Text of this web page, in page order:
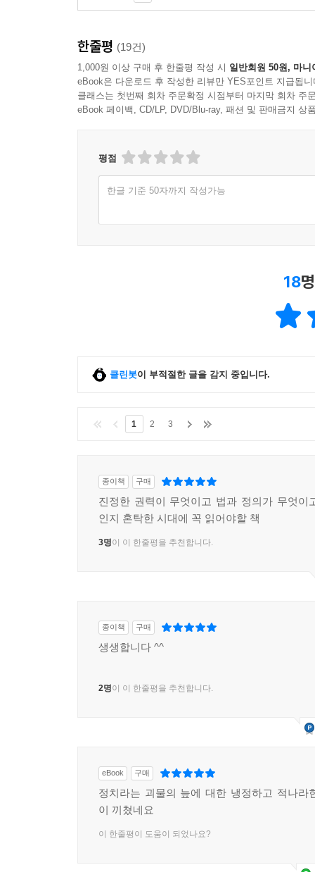
한줄평 (19건)
1,000원 이상 구매 후 한줄평 작성 시 일반회원 50원, 마니
eBook은 다운로드 후 작성한 리뷰만 YES포인트 지급됩니
클래스는 첫번째 회차 주문확정 시점부터 마지막 회차 주
eBook 페이백, CD/LP, DVD/Blu-ray, 패션 및 판매금지 상
평점
한글 기준 50자까지 작성가능
18
클린봇이 부적절한 글을 감지 중입니다.
1 2 3
종이책 구매
진정한 권력이 무엇이고 법과 정의가 무엇이
인지 혼탁한 시대에 꼭 읽어야할 책
3명이 이 한줄평을 추천합니다.
종이책 구매
생생합니다 ^^
2명이 이 한줄평을 추천합니다.
eBook 구매
정치라는 괴물의 늪에 대한 냉정하고 적나라
이 끼쳤네요
이 한줄평이 도움이 되었나요?